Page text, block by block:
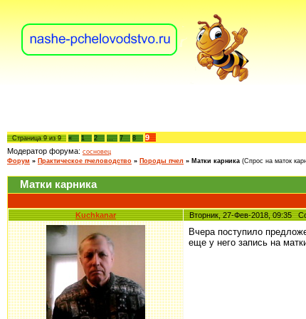
Страница9из9 « 1 2 7 8
9
Модератор форума: сосновец
Форум » Практическое пчеловодство » Породы пчел » Матки карника (Спрос на маток
Матки карника
Kuchkanar Вторник, 27-Фев-2018, 09:35
Вчера поступило
еще у него запись на